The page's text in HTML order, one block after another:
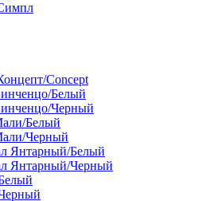
Concept
Белый
Черный
Белый
Черный
Янтарный/Белый
Янтарный/Черный